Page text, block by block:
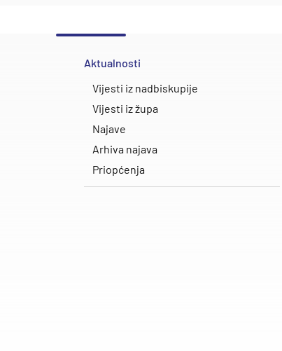
Aktualnosti
Vijesti iz nadbiskupije
Vijesti iz župa
Najave
Arhiva najava
Priopćenja